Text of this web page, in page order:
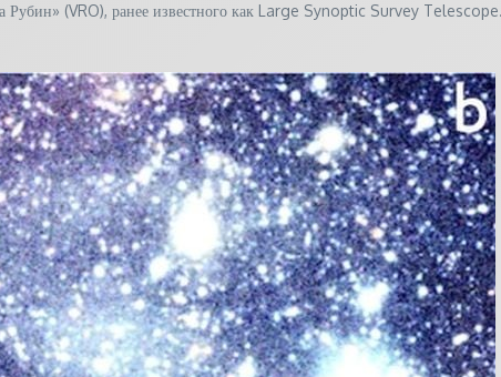
(VRO), ранее известного как Large Synoptic Survey